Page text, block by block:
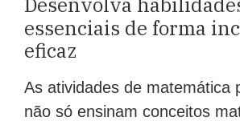
essenciais de forma
eficaz
As atividades de matemática
não só ensinam conceitos